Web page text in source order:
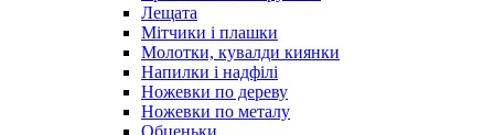
Лещата
Мітчики і плашки
Молотки, кувалди киянки
Напилки і надфілі
Ножевки по дереву
Ножевки по металу
Обценьки